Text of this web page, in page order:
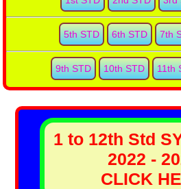
5th STD 6th STD 7th
9th STD 10th STD 11th
1 to 12th Std
2022 -
CLICK